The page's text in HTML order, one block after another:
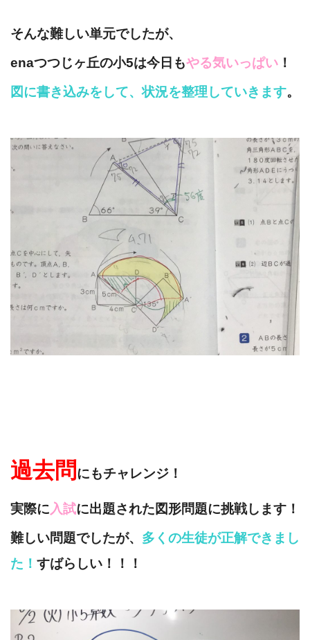
そんな難しい単元でしたが、
enaつつじヶ丘の小5は今日もやる気いっぱい ！
図に書き込みをして、状況を整理していきます。
過去問 にもチャレンジ！
実際に入試に出題された図形問題に挑戦します！
難しい問題でしたが、 多くの生徒が正解できまし
た！ すばらしい！！！